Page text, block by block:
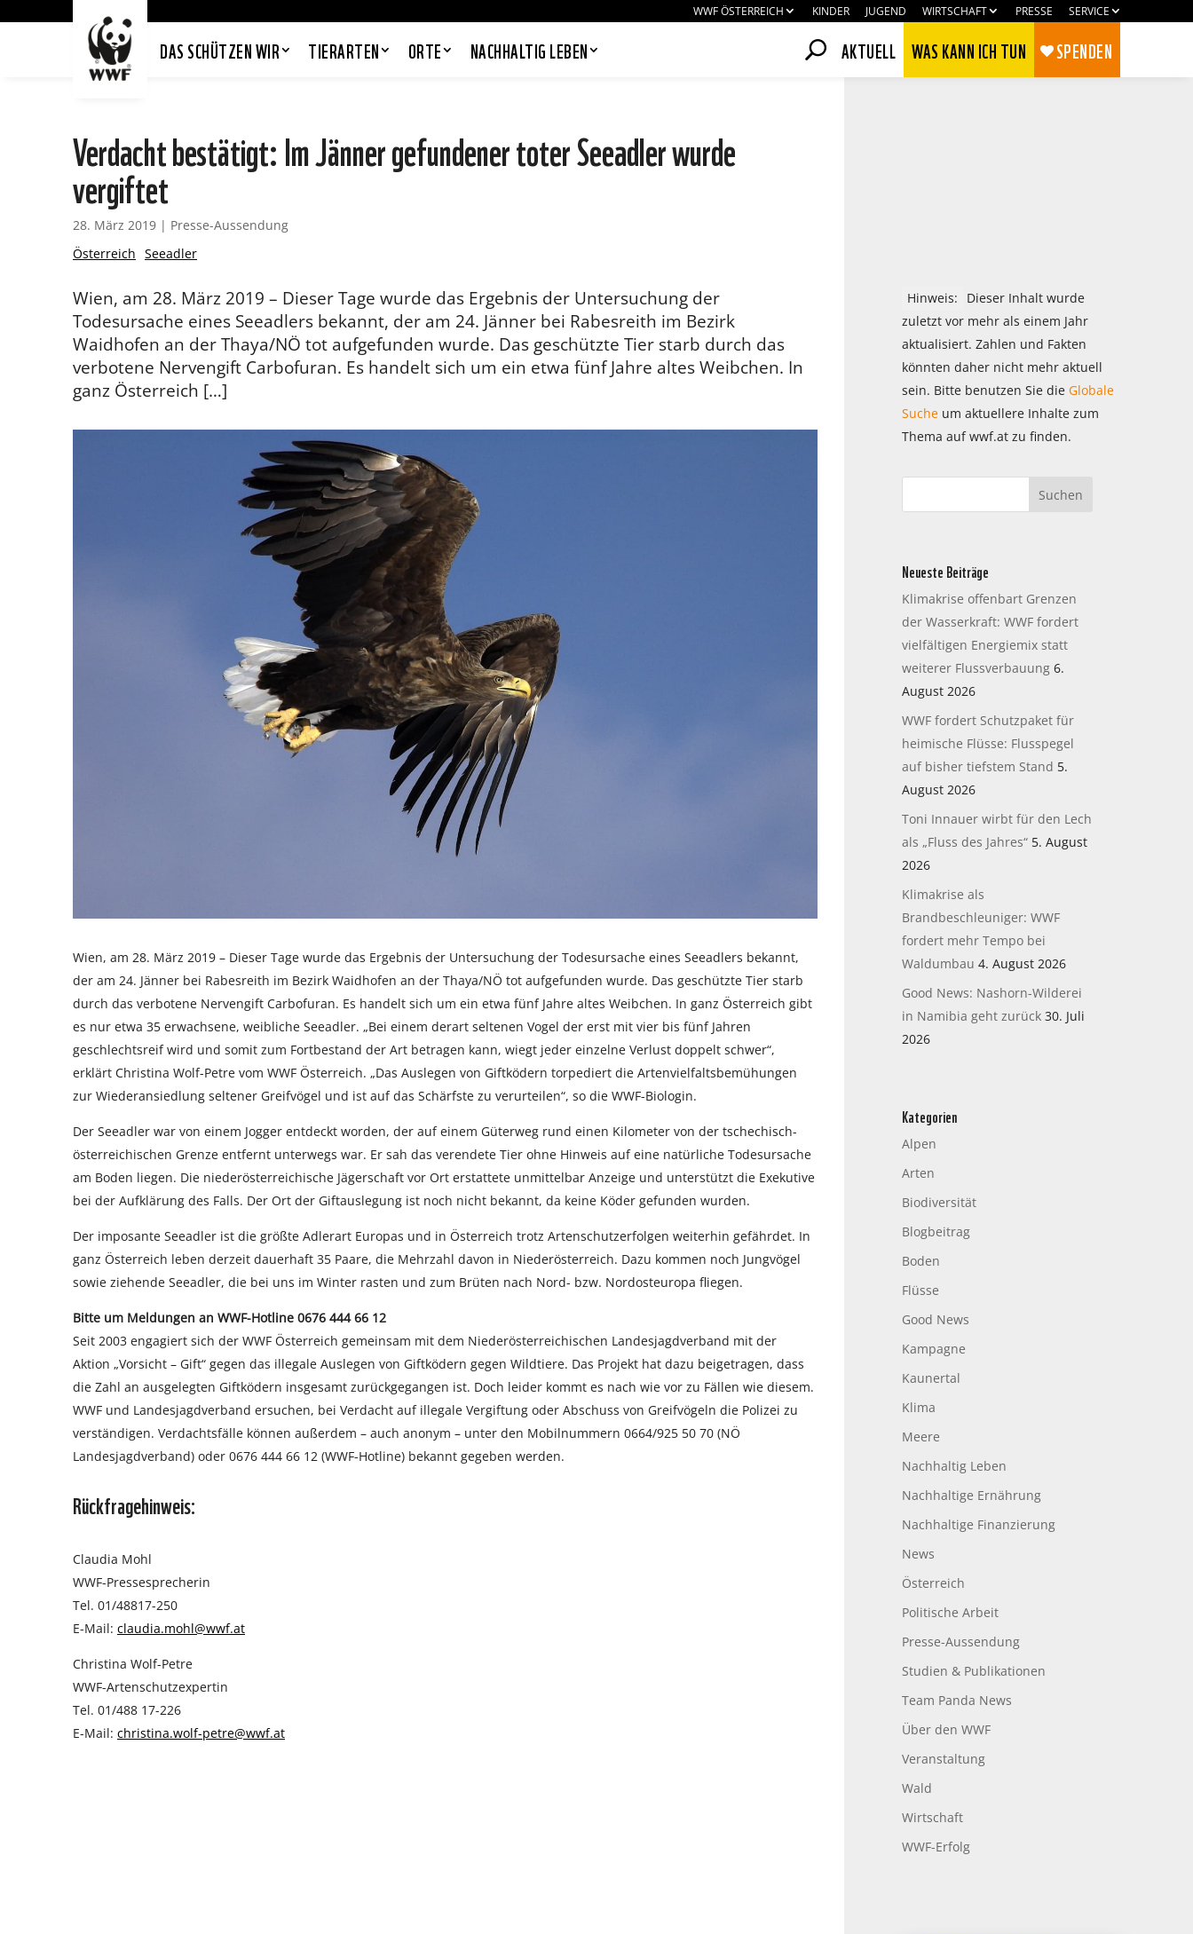
WWF ÖSTERREICH KINDER JUGEND WIRTSCHAFT PRESSE SERVICE
DAS SCHÜTZEN WIR TIERARTEN ORTE NACHHALTIG LEBEN AKTUELL WAS KANN ICH TUN SPENDEN
Verdacht bestätigt: Im Jänner gefundener toter Seeadler wurde
vergiftet
28. März 2019 | Presse-Aussendung
Österreich Seeadler
Wien, am 28. März 2019 – Dieser Tage wurde das Ergebnis der Untersuchung der
Todesursache eines Seeadlers bekannt, der am 24. Jänner bei Rabesreith im Bezirk
Waidhofen an der Thaya/NÖ tot aufgefunden wurde. Das geschützte Tier starb durch das
verbotene Nervengift Carbofuran. Es handelt sich um ein etwa fünf Jahre altes Weibchen. In
ganz Österreich […]
Wien, am 28. März 2019 – Dieser Tage wurde das Ergebnis der Untersuchung der Todesursache eines Seeadlers bekannt,
der am 24. Jänner bei Rabesreith im Bezirk Waidhofen an der Thaya/NÖ tot aufgefunden wurde. Das geschützte Tier starb
durch das verbotene Nervengift Carbofuran. Es handelt sich um ein etwa fünf Jahre altes Weibchen. In ganz Österreich gibt
es nur etwa 35 erwachsene, weibliche Seeadler. „Bei einem derart seltenen Vogel der erst mit vier bis fünf Jahren
geschlechtsreif wird und somit zum Fortbestand der Art betragen kann, wiegt jeder einzelne Verlust doppelt schwer“,
erklärt Christina Wolf-Petre vom WWF Österreich. „Das Auslegen von Giftködern torpediert die Artenvielfaltsbemühungen
zur Wiederansiedlung seltener Greifvögel und ist auf das Schärfste zu verurteilen“, so die WWF-Biologin.
Der Seeadler war von einem Jogger entdeckt worden, der auf einem Güterweg rund einen Kilometer von der tschechisch-
österreichischen Grenze entfernt unterwegs war. Er sah das verendete Tier ohne Hinweis auf eine natürliche Todesursache
am Boden liegen. Die niederösterreichische Jägerschaft vor Ort erstattete unmittelbar Anzeige und unterstützt die Exekutive
bei der Aufklärung des Falls. Der Ort der Giftauslegung ist noch nicht bekannt, da keine Köder gefunden wurden.
Der imposante Seeadler ist die größte Adlerart Europas und in Österreich trotz Artenschutzerfolgen weiterhin gefährdet. In
ganz Österreich leben derzeit dauerhaft 35 Paare, die Mehrzahl davon in Niederösterreich. Dazu kommen noch Jungvögel
sowie ziehende Seeadler, die bei uns im Winter rasten und zum Brüten nach Nord- bzw. Nordosteuropa fliegen.
Bitte um Meldungen an WWF-Hotline 0676 444 66 12
Seit 2003 engagiert sich der WWF Österreich gemeinsam mit dem Niederösterreichischen Landesjagdverband mit der
Aktion „Vorsicht – Gift“ gegen das illegale Auslegen von Giftködern gegen Wildtiere. Das Projekt hat dazu beigetragen, dass
die Zahl an ausgelegten Giftködern insgesamt zurückgegangen ist. Doch leider kommt es nach wie vor zu Fällen wie diesem.
WWF und Landesjagdverband ersuchen, bei Verdacht auf illegale Vergiftung oder Abschuss von Greifvögeln die Polizei zu
verständigen. Verdachtsfälle können außerdem – auch anonym – unter den Mobilnummern 0664/925 50 70 (NÖ
Landesjagdverband) oder 0676 444 66 12 (WWF-Hotline) bekannt gegeben werden.
Rückfragehinweis:
Claudia Mohl
WWF-Pressesprecherin
Tel. 01/48817-250
E-Mail: claudia.mohl@wwf.at
Christina Wolf-Petre
WWF-Artenschutzexpertin
Tel. 01/488 17-226
E-Mail: christina.wolf-petre@wwf.at
Hinweis:
Dieser Inhalt wurde
zuletzt vor mehr als einem Jahr
aktualisiert. Zahlen und Fakten
könnten daher nicht mehr aktuell
sein. Bitte benutzen Sie die Globale
Sucheum aktuellere Inhalte zum
Thema auf wwf.at zu finden.
Neueste Beiträge
Klimakrise offenbart Grenzen
der Wasserkraft: WWF fordert
vielfältigen Energiemix statt
weiterer Flussverbauung 6.
August 2026
WWF fordert Schutzpaket für
heimische Flüsse: Flusspegel
auf bisher tiefstem Stand 5.
August 2026
Toni Innauer wirbt für den Lech
als „Fluss des Jahres“ 5. August
2026
Klimakrise als
Brandbeschleuniger: WWF
fordert mehr Tempo bei
Waldumbau 4. August 2026
Good News: Nashorn-Wilderei
in Namibia geht zurück 30. Juli
2026
Kategorien
Alpen
Arten
Biodiversität
Blogbeitrag
Boden
Flüsse
Good News
Kampagne
Kaunertal
Klima
Meere
Nachhaltig Leben
Nachhaltige Ernährung
Nachhaltige Finanzierung
News
Österreich
Politische Arbeit
Presse-Aussendung
Studien & Publikationen
Team Panda News
Über den WWF
Veranstaltung
Wald
Wirtschaft
WWF-Erfolg
Datenschutzerklärung. Unter
Einstellungen kannst du verwalten,
welche Art von Cookies gesetzt werden.
Deine Auswahl kannst du über den
entsprechenden Link im Footer der
Website jederzeit widerrufen.
Ablehnen